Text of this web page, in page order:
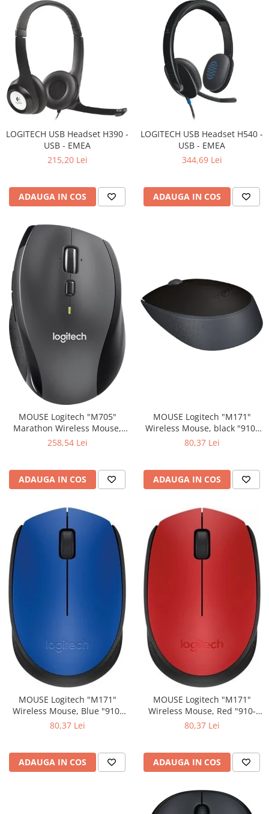
Televizoare & accesorii
Multiboard & Accessorii
Multimedia
Foto & Video
Cloud si Aplicatii SaaS
Sisteme Videoconferinta
Securitate Date
LOGITECH USB Headset H390 -
USB - EMEA
215,20 Lei
ADAUGA IN COS
LOGITECH USB Headset H540 -
USB - EMEA
344,69 Lei
ADAUGA IN COS
MOUSE Logitech "M705"
Marathon Wireless Mouse,
black "910-001949" (include
258,54 Lei
ADAUGA IN COS
MOUSE Logitech "M171"
Wireless Mouse, black "910-
80,37 Lei
ADAUGA IN COS
MOUSE Logitech "M171"
Wireless Mouse, Blue "910-
80,37 Lei
ADAUGA IN COS
MOUSE Logitech "M171"
Wireless Mouse, Red "910-
80,37 Lei
ADAUGA IN COS